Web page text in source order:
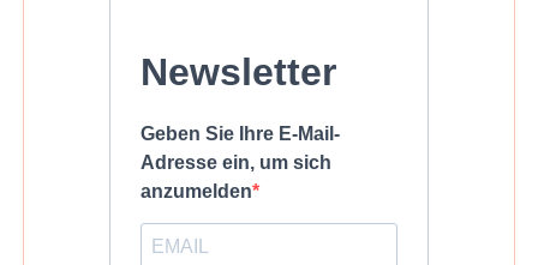
Newsletter
Geben Sie Ihre E-Mail-
Adresse ein, um sich
anzumelden